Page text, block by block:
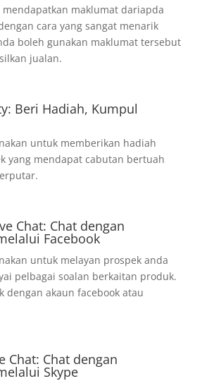
mendapatkan maklumat dariapda
cara yang sangat menarik
boleh gunakan maklumat tersebut
jualan.
Beri Hadiah, Kumpul
untuk memberikan hadiah
yang mendapat cabutan bertuah
Chat: Chat dengan
Facebook
untuk melayan prospek anda
pelbagai soalan berkaitan produk.
dengan akaun facebook atau
Chat: Chat dengan
Skype